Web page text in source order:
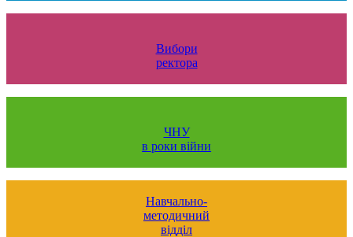
Вибори
ректора
ЧНУ
в роки війни
Навчально-
методичний
відділ